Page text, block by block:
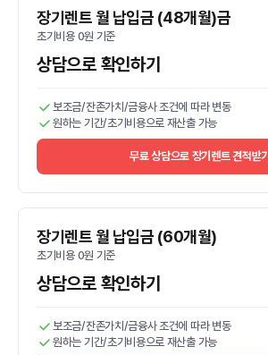
장기렌트 월 납입금 (48개월)금
초기비용 0원 기준
상담으로 확인하기
보조금/잔존가치/금융사 조건에 따라 변동
원하는 기간/초기비용으로 재산출 가능
무료 상담으로 장기렌트 견적받기
장기렌트 월 납입금 (60개월)
초기비용 0원 기준
상담으로 확인하기
보조금/잔존가치/금융사 조건에 따라 변동
원하는 기간/초기비용으로 재산출 가능